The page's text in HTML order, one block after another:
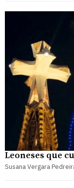
Leoneses que
Susana Vergara